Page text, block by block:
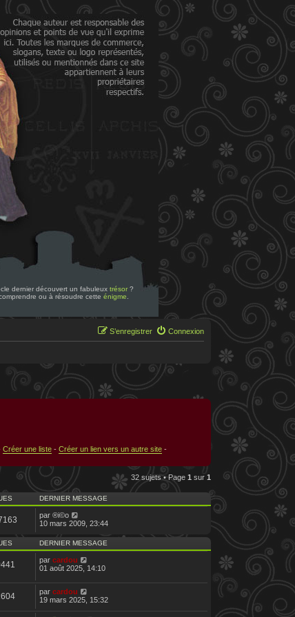
dernier découvert un fabuleux trésor ?
ou à résoudre cette énigme
Connexion
S’enregistrer
Créer une liste - Créer un lien vers un autre site -
32 sujets • Page 1 sur 1
DERNIER MESSAGE
par ®i©o
10 mars 2009, 23:44
DERNIER MESSAGE
par cardou
01 août 2025, 14:10
par cardou
19 mars 2025, 15:32